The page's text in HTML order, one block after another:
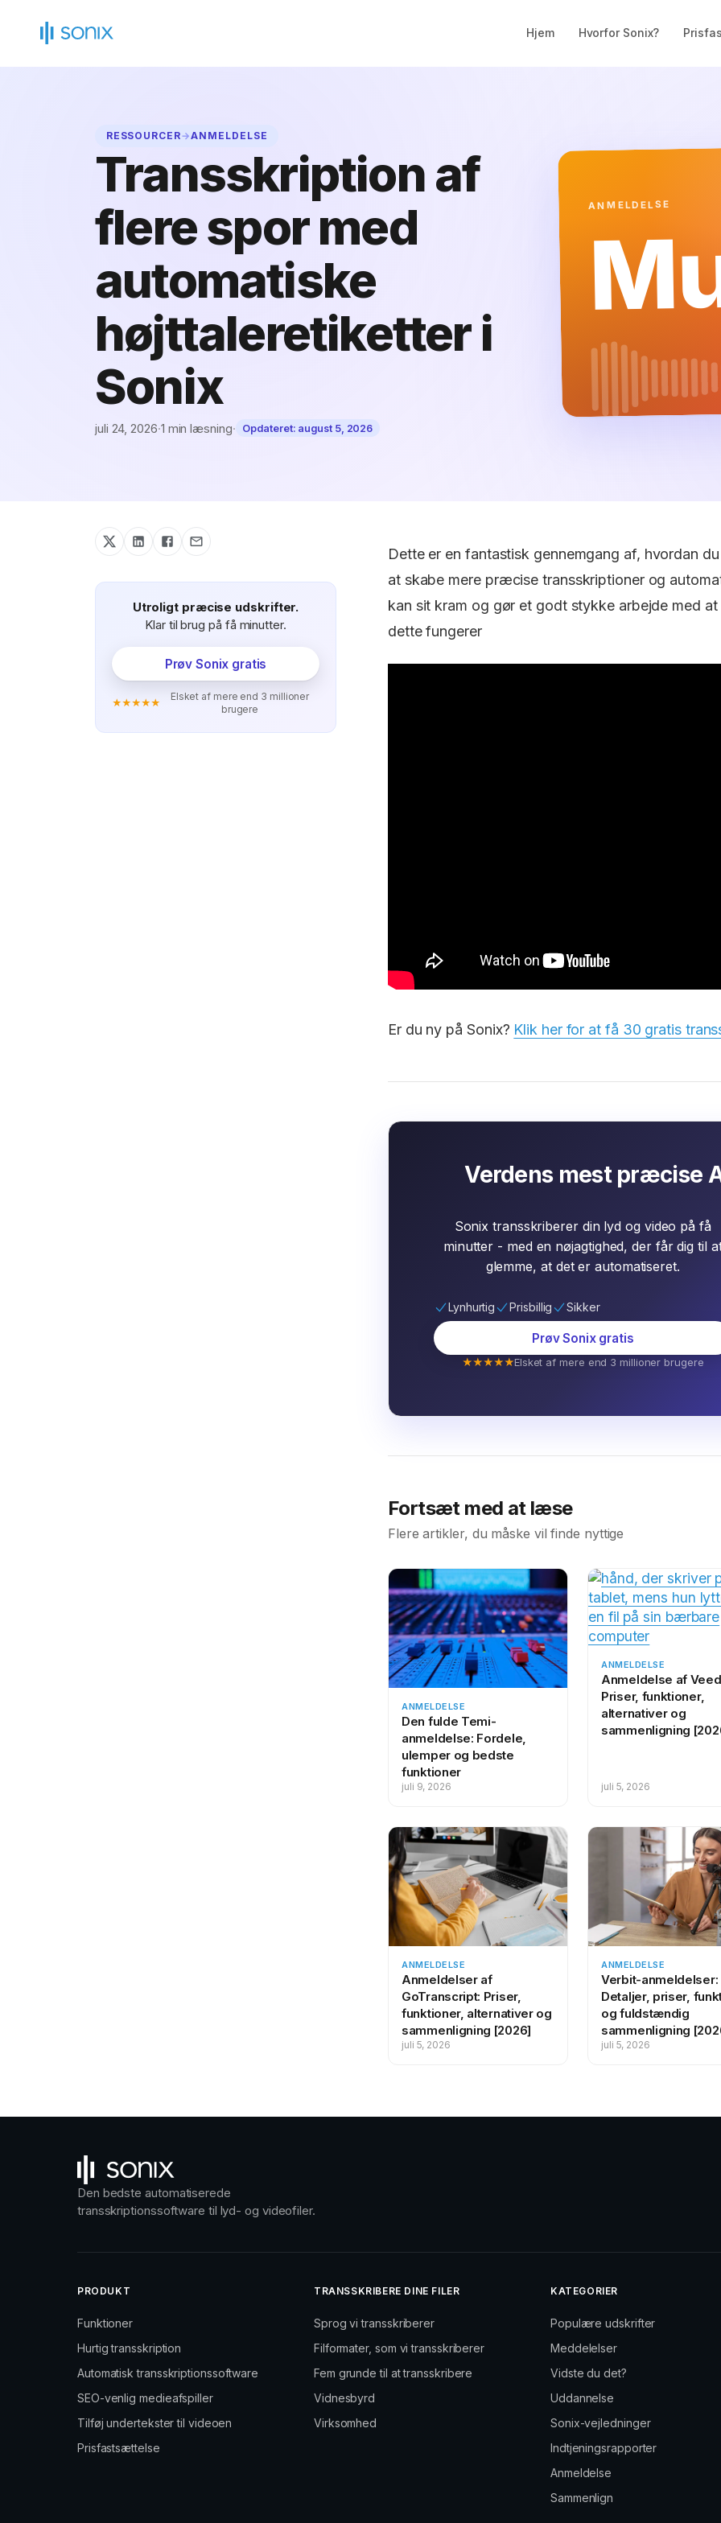
indhold
Hjem Hvorfor Sonix?
RESSOURCER→ANMELDELSE
Transskription af
flere spor med
automatiske
højttaleretiketter i
Sonix
juli 24, 2026·1 min læsning· Opdateret: august 5, 2026
ANMELDELSE
Utroligt præcise udskrifter.
Klar til brug på få minutter.
Prøv Sonix gratis
★★★★★
Elsket af mere end 3 millioner
brugere
Dette er en fantastisk gennemgang af, hvordan
at skabe mere præcise transskriptioner og
kan sit kram og gør et godt stykke arbejde med
dette fungerer
Er du ny på Sonix? Klik her for at få 30 gratis
Verdens mest præcise
Sonix transskriberer din lyd og video på få
minutter - med en nøjagtighed, der får dig til
glemme, at det er automatiseret.
Lynhurtig Prisbillig Sikker
Prøv Sonix gratis
★★★★★Elsket af mere end 3 millioner brugere
Fortsæt med at læse
Flere artikler, du måske vil finde nyttige
ANMELDELSE
Den fulde Temi-
anmeldelse: Fordele,
ulemper og bedste
funktioner
juli 9, 2026
ANMELDELSE
Anmeldelse af
Priser, funktioner,
alternativer og
sammenligning
juli 5, 2026
ANMELDELSE
Anmeldelser af
GoTranscript: Priser,
funktioner, alternativer og
sammenligning [2026]
juli 5, 2026
ANMELDELSE
Verbit-anmeldelser:
Detaljer, priser,
og fuldstændig
sammenligning
juli 5, 2026
Den bedste automatiserede
transskriptionssoftware til lyd- og videofiler.
PRODUKT
Funktioner
Hurtig transskription
Automatisk transskriptionssoftware
SEO-venlig medieafspiller
Tilføj undertekster til videoen
Prisfastsættelse
TRANSSKRIBERE DINE FILER
Sprog vi transskriberer
Filformater, som vi transskriberer
Fem grunde til at transskribere
Vidnesbyrd
Virksomhed
KATEGORIER
Populære udskrifter
Meddelelser
Vidste du det?
Uddannelse
Sonix-vejledninger
Indtjeningsrapporter
Anmeldelse
Sammenlign